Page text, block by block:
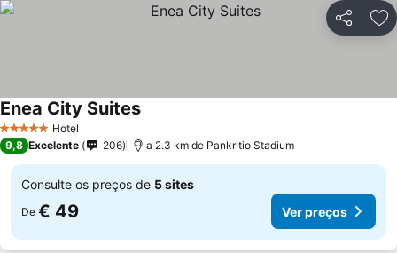
Partilhar
5 Estrelas Hotel
Enea City SuitesVer preços
9,8 Excelente 206 a 2.3 km de Pankritio Stadium
Consulte os preços de 5 sites
De € 49 Ver preços